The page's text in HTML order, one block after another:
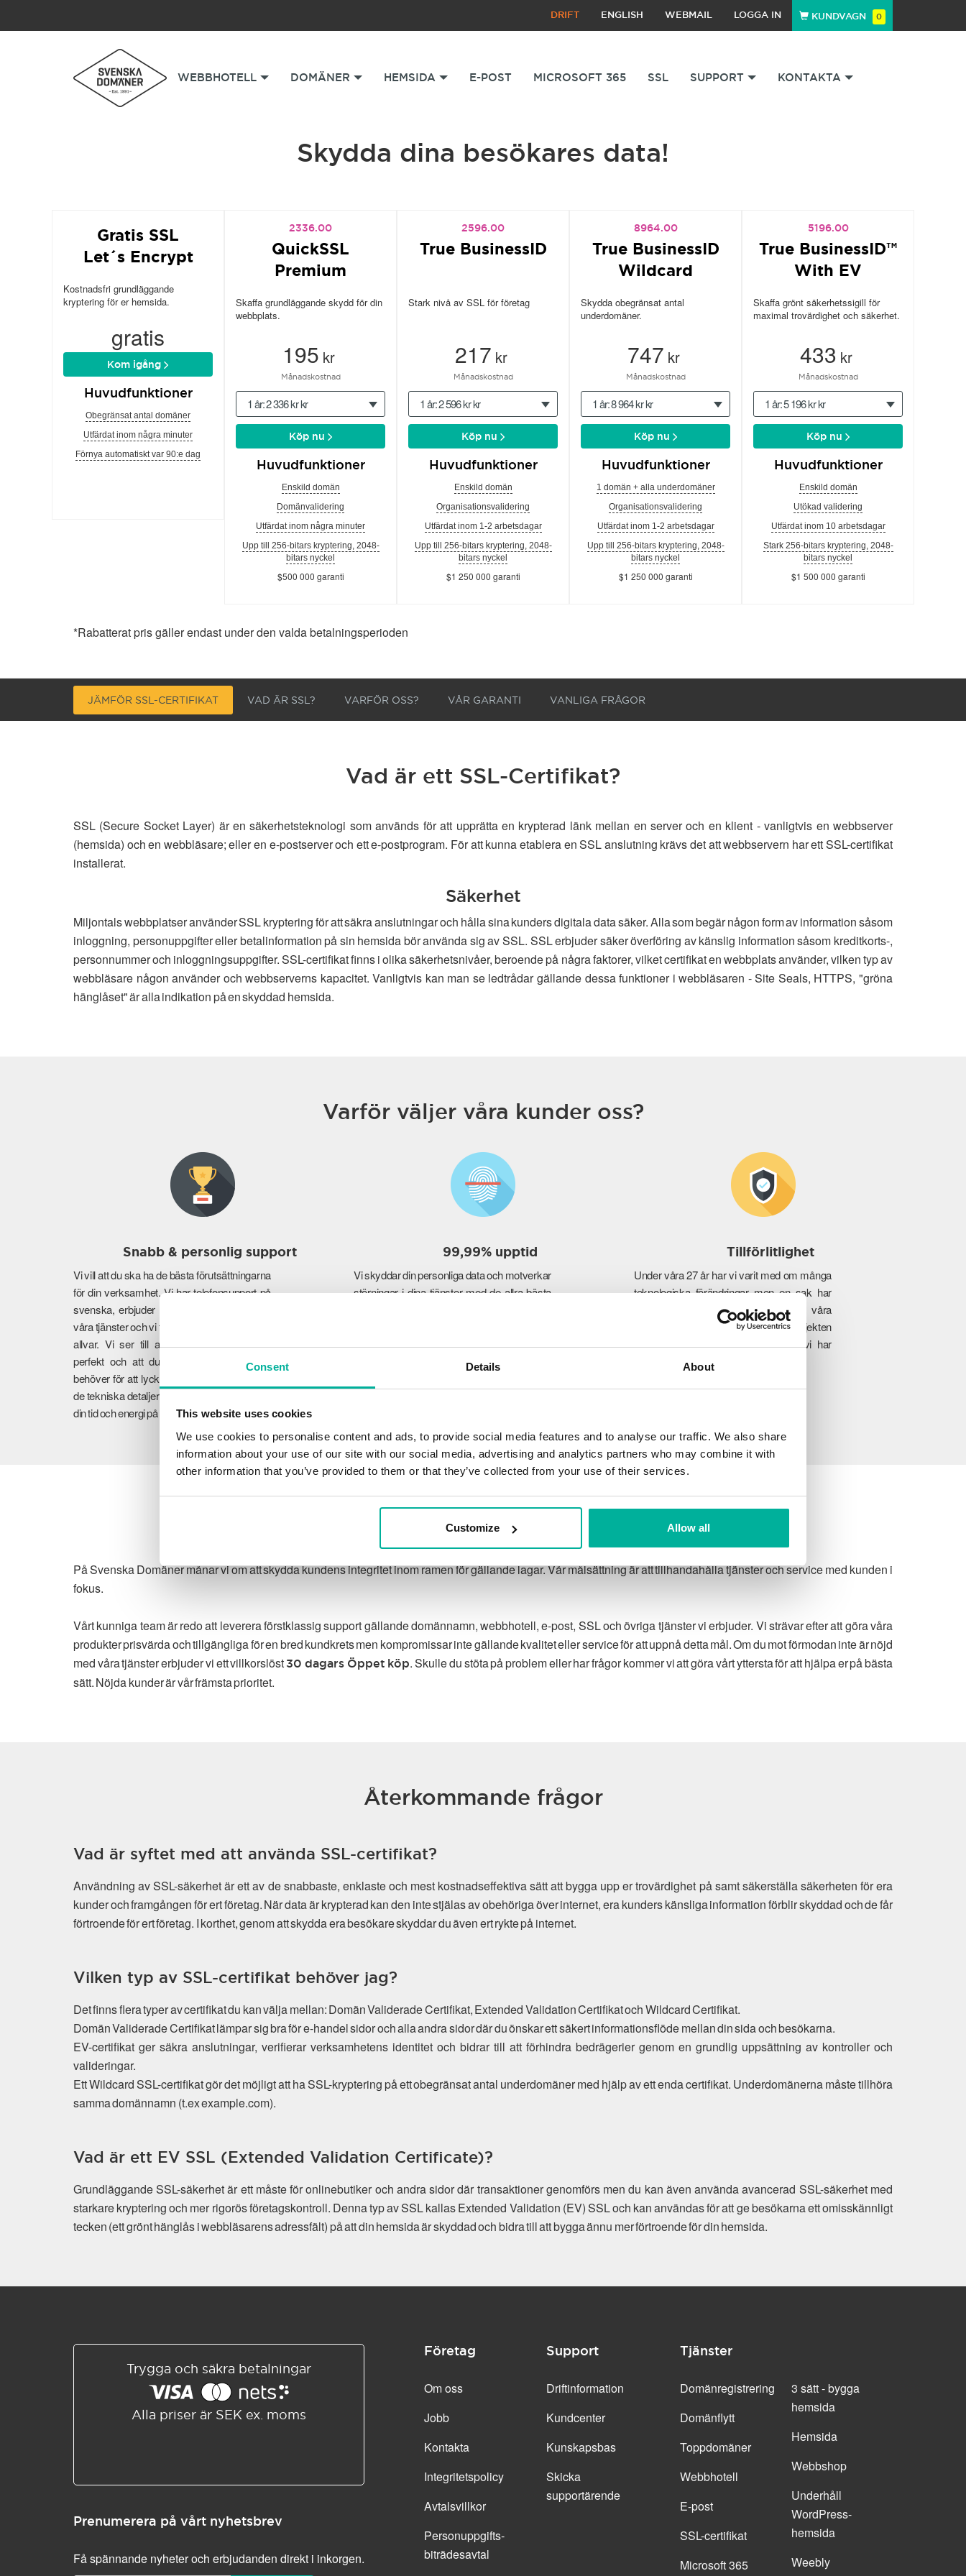
Consent Details About
This website uses cookies
We use cookies to personalise content and ads, to provide social media features and to analyse our traffic. We also share
information about your use of our site with our social media, advertising and analytics partners who may combine it with
other information that you’ve provided to them or that they’ve collected from your use of their services.
Customize Allow all
DRIFT ENGLISH WEBMAIL LOGGA IN KUNDVAGN 0
WEBBHOTELL DOMÄNER HEMSIDA E-POST MICROSOFT 365 SSL SUPPORT KONTAKTA
Skydda dina besökares data!
Gratis SSL
Let´s Encrypt
Kostnadsfri grundläggande
kryptering för er hemsida.
gratis
Kom igång
Huvudfunktioner
Obegränsat antal domäner
Utfärdat inom några minuter
Förnya automatiskt var 90:e dag
2336.00
QuickSSL
Premium
Skaffa grundläggande skydd för din
webbplats.
195 kr
Månadskostnad
1 år: 2 336 kr kr
Köp nu
Huvudfunktioner
Enskild domän
Domänvalidering
Utfärdat inom några minuter
Upp till 256-bitars kryptering, 2048-
bitars nyckel
$500 000 garanti
2596.00
True BusinessID
Stark nivå av SSL för företag
217 kr
Månadskostnad
1 år: 2 596 kr kr
Köp nu
Huvudfunktioner
Enskild domän
Organisationsvalidering
Utfärdat inom 1-2 arbetsdagar
Upp till 256-bitars kryptering, 2048-
bitars nyckel
$1 250 000 garanti
8964.00
True BusinessID
Wildcard
Skydda obegränsat antal
underdomäner.
747 kr
Månadskostnad
1 år: 8 964 kr kr
Köp nu
Huvudfunktioner
1 domän + alla underdomäner
Organisationsvalidering
Utfärdat inom 1-2 arbetsdagar
Upp till 256-bitars kryptering, 2048-
bitars nyckel
$1 250 000 garanti
5196.00
True BusinessID™
With EV
Skaffa grönt säkerhetssigill för
maximal trovärdighet och säkerhet.
433 kr
Månadskostnad
1 år: 5 196 kr kr
Köp nu
Huvudfunktioner
Enskild domän
Utökad validering
Utfärdat inom 10 arbetsdagar
Stark 256-bitars kryptering, 2048-
bitars nyckel
$1 500 000 garanti
*Rabatterat pris gäller endast under den valda betalningsperioden
JÄMFÖR SSL-CERTIFIKAT VAD ÄR SSL? VARFÖR OSS? VÅR GARANTI VANLIGA FRÅGOR
Vad är ett SSL-Certifikat?
SSL (Secure Socket Layer) är en säkerhetsteknologi som används för att upprätta en krypterad länk mellan en server och en klient - vanligtvis en webbserver
(hemsida) och en webbläsare; eller en e-postserver och ett e-postprogram. För att kunna etablera en SSL anslutning krävs det att webbservern har ett SSL-certifikat
installerat.
Säkerhet
Miljontals webbplatser använder SSL kryptering för att säkra anslutningar och hålla sina kunders digitala data säker. Alla som begär någon form av information såsom
inloggning, personuppgifter eller betalinformation på sin hemsida bör använda sig av SSL. SSL erbjuder säker överföring av känslig information såsom kreditkorts-,
personnummer och inloggningsuppgifter. SSL-certifikat finns i olika säkerhetsnivåer, beroende på några faktorer, vilket certifikat en webbplats använder, vilken typ av
webbläsare någon använder och webbserverns kapacitet. Vanligtvis kan man se ledtrådar gällande dessa funktioner i webbläsaren - Site Seals, HTTPS, "gröna
hänglåset" är alla indikation på en skyddad hemsida.
Varför väljer våra kunder oss?
Snabb & personlig support
Vi vill att du ska ha de bästa förutsättningarna
för din verksamhet. Vi har telefonsupport på
svenska, erbjuder 30 dagars öppet köp på
våra tjänster och vi tar er feedback på största
allvar. Vi ser till att dina tjänster fungerar
perfekt och att du får den vägledning du
behöver för att lyckas online. Vi tar hand om
de tekniska detaljerna så att du kan fokusera
din tid och energi på din verksamhet.
99,99% upptid
Vi skyddar din personliga data och motverkar
störningar i dina tjänster med de allra bästa
tekniska plattform är optimerad för hastighet,
skalbarhet och stabilitet med 99,9% upptid
Tillförlitlighet
Under våra 27 år har vi varit med om många
teknologiska förändringar men en sak har
aldrig förändrats, engagemanget i våra
kunders framgång. Från de minsta projekten
till fullskaliga företagsverksamheter, vi har
tjänsten som passar er perfekt.
Vår garanti
På Svenska Domäner månar vi om att skydda kundens integritet inom ramen för gällande lagar. Vår målsättning är att tillhandahålla tjänster och service med kunden i
fokus.
Vårt kunniga team är redo att leverera förstklassig support gällande domännamn, webbhotell, e-post, SSL och övriga tjänster vi erbjuder. Vi strävar efter att göra våra
produkter prisvärda och tillgängliga för en bred kundkrets men kompromissar inte gällande kvalitet eller service för att uppnå detta mål. Om du mot förmodan inte är nöjd
med våra tjänster erbjuder vi ett villkorslöst30 dagars Öppet köp. Skulle du stöta på problem eller har frågor kommer vi att göra vårt yttersta för att hjälpa er på bästa
sätt. Nöjda kunder är vår främsta prioritet.
Återkommande frågor
Vad är syftet med att använda SSL-certifikat?
Användning av SSL-säkerhet är ett av de snabbaste, enklaste och mest kostnadseffektiva sätt att bygga upp er trovärdighet på samt säkerställa säkerheten för era
kunder och framgången för ert företag. När data är krypterad kan den inte stjälas av obehöriga över internet, era kunders känsliga information förblir skyddad och de får
förtroende för ert företag. I korthet, genom att skydda era besökare skyddar du även ert rykte på internet.
Vilken typ av SSL-certifikat behöver jag?
Det finns flera typer av certifikat du kan välja mellan: Domän Validerade Certifikat, Extended Validation Certifikat och Wildcard Certifikat.
Domän Validerade Certifikat lämpar sig bra för e-handel sidor och alla andra sidor där du önskar ett säkert informationsflöde mellan din sida och besökarna.
EV-certifikat ger säkra anslutningar, verifierar verksamhetens identitet och bidrar till att förhindra bedrägerier genom en grundlig uppsättning av kontroller och
valideringar.
Ett Wildcard SSL-certifikat gör det möjligt att ha SSL-kryptering på ett obegränsat antal underdomäner med hjälp av ett enda certifikat. Underdomänerna måste tillhöra
samma domännamn (t.ex example.com).
Vad är ett EV SSL (Extended Validation Certificate)?
Grundläggande SSL-säkerhet är ett måste för onlinebutiker och andra sidor där transaktioner genomförs men du kan även använda avancerad SSL-säkerhet med
starkare kryptering och mer rigorös företagskontroll. Denna typ av SSL kallas Extended Validation (EV) SSL och kan användas för att ge besökarna ett omisskännligt
tecken (ett grönt hänglås i webbläsarens adressfält) på att din hemsida är skyddad och bidra till att bygga ännu mer förtroende för din hemsida.
Trygga och säkra betalningar
Alla priser är SEK ex. moms
Prenumerera på vårt nyhetsbrev
Få spännande nyheter och erbjudanden direkt i inkorgen.
Företag
Om oss
Jobb
Kontakta
Integritetspolicy
Avtalsvillkor
Personuppgifts­
biträdesavtal
Support
Driftinformation
Kundcenter
Kunskapsbas
Skicka
supportärende
Tjänster
Domänregistrering
Domänflytt
Toppdomäner
Webbhotell
E-post
SSL-certifikat
Microsoft 365
3 sätt - bygga
hemsida
Hemsida
Webbshop
Underhåll
WordPress-
hemsida
Weebly